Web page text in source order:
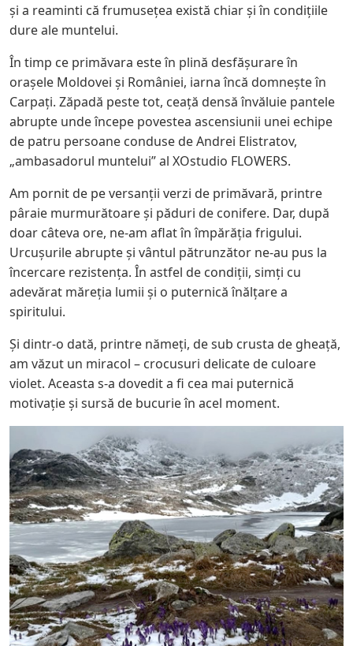
și a reaminti că frumusețea există chiar și în condițiile
dure ale muntelui.
În timp ce primăvara este în plină desfășurare în
orașele Moldovei și României, iarna încă domnește în
Carpați. Zăpadă peste tot, ceață densă învăluie pantele
abrupte unde începe povestea ascensiunii unei echipe
de patru persoane conduse de Andrei Elistratov,
„ambasadorul muntelui” al XOstudio FLOWERS.
Am pornit de pe versanții verzi de primăvară, printre
pâraie murmurătoare și păduri de conifere. Dar, după
doar câteva ore, ne-am aflat în împărăția frigului.
Urcușurile abrupte și vântul pătrunzător ne-au pus la
încercare rezistența. În astfel de condiții, simți cu
adevărat măreția lumii și o puternică înălțare a
spiritului.
Și dintr-o dată, printre nămeți, de sub crusta de gheață,
am văzut un miracol – crocusuri delicate de culoare
violet. Aceasta s-a dovedit a fi cea mai puternică
motivație și sursă de bucurie în acel moment.